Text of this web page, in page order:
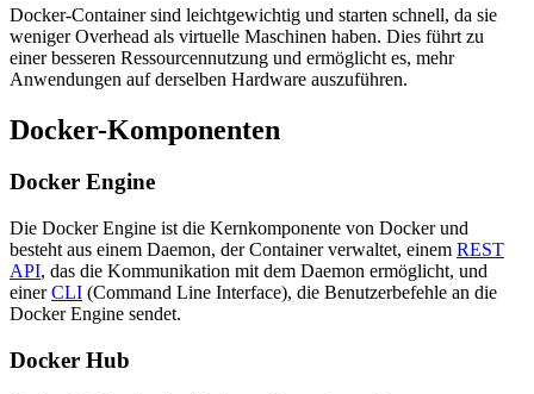
Docker-Container sind leichtgewichtig und starten schnell, da sie
weniger Overhead als virtuelle Maschinen haben. Dies führt zu
einer besseren Ressourcennutzung und ermöglicht es, mehr
Anwendungen auf derselben Hardware auszuführen.
Docker-Komponenten
Docker Engine
Die Docker Engine ist die Kernkomponente von Docker und
besteht aus einem Daemon, der Container verwaltet, einem REST
API, das die Kommunikation mit dem Daemon ermöglicht, und
einerCLI (Command Line Interface), die Benutzerbefehle an die
Docker Engine sendet.
Docker Hub